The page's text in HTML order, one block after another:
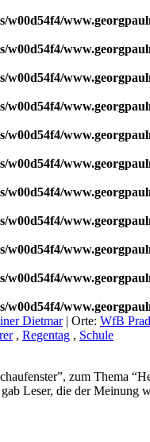
w00d54f4/
w00d54f4/
w00d54f4/
w00d54f4/
w00d54f4/
w00d54f4/
w00d54f4/
w00d54f4/
w00d54f4/
w00d54f4/
w00d54f4/
Dietmar| Orte: WfB Prad
, Regentag , Schule
zum Thema
Leser, die der